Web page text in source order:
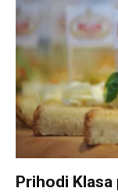
Prihodi